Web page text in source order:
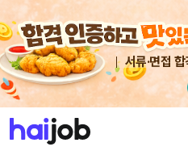
서류·면접
채용공고 자소서 자유항목 자소서 내 작
엠즈씨드주식회사
2026 체험형 인턴 모집